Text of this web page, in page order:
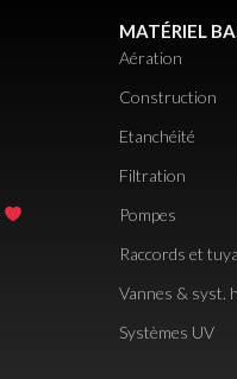
MATÉRIEL
Aération
Construction
Etanchéité
Filtration
Pompes
Raccords et
Vannes & syst.
Systèmes UV